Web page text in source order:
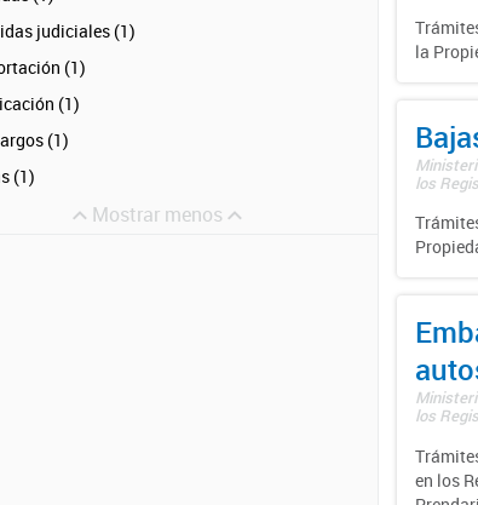
judiciales (1)
(1)
(1)
(1)
(1)
Mostrar menos
la
los
los
en los